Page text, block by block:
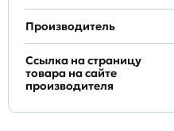
Производитель
Ссылка на страницу
товара на сайте
производителя